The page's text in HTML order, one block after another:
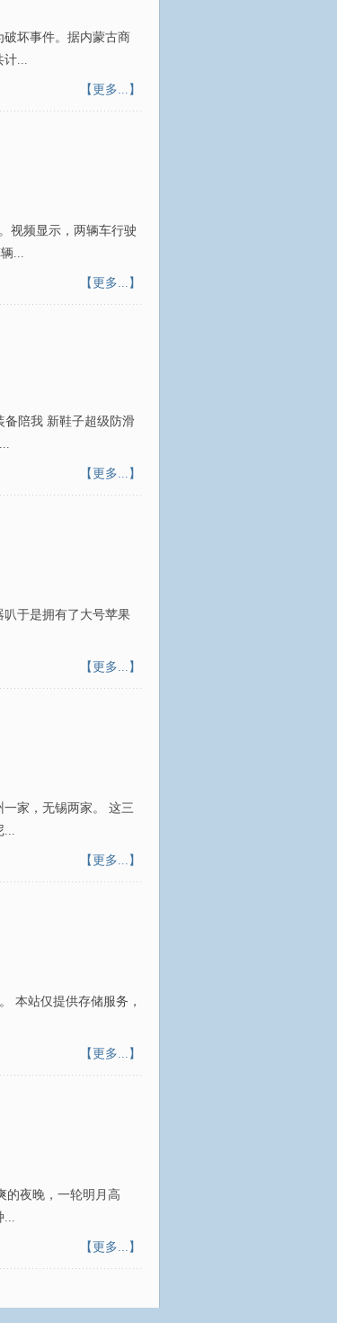
坏事件。据内蒙古商
计...
【更多...】
视频显示，两辆车行驶
...
【更多...】
备陪我 新鞋子超级防滑
【更多...】
于是拥有了大号苹果
【更多...】
家，无锡两家。 这三
...
【更多...】
本站仅提供存储服务，
【更多...】
的夜晚，一轮明月高
...
【更多...】